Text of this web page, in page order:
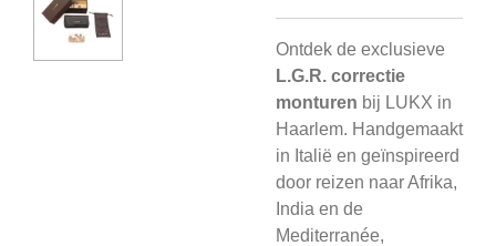
Ontdek de exclusieve
L.G.R. correctie
monturen bij LUKX in
Haarlem. Handgemaakt
in Italië en geïnspireerd
door reizen naar Afrika,
India en de
Mediterranée,